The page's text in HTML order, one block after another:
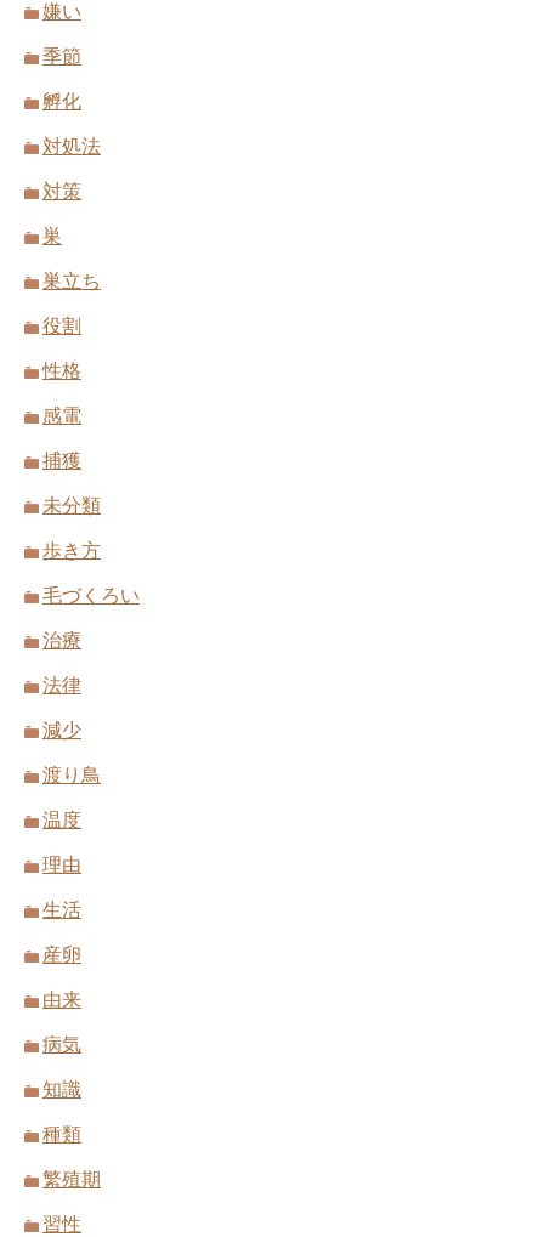
嫌い
季節
孵化
対処法
対策
巣
巣立ち
役割
性格
感電
捕獲
未分類
歩き方
毛づくろい
治療
法律
減少
渡り鳥
温度
理由
生活
産卵
由来
病気
知識
種類
繁殖期
習性